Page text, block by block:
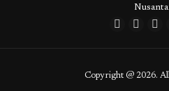
Copyright @ 2026.